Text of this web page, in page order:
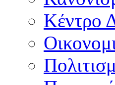
Κέντρο